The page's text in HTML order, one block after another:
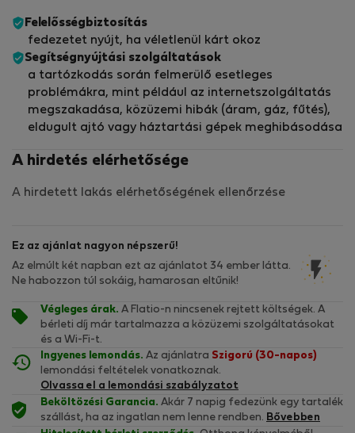
Felelősségbiztosítás
fedezetet nyújt, ha véletlenül kárt okoz
Segítségnyújtási szolgáltatások
a tartózkodás során felmerülő esetleges
problémákra, mint például az internetszolgáltatás
megszakadása, közüzemi hibák (áram, gáz, fűtés),
eldugult ajtó vagy háztartási gépek meghibásodása
A hirdetés elérhetősége
A hirdetett lakás elérhetőségének ellenőrzése
Ez az ajánlat nagyon népszerű!
Az elmúlt két napban ezt az ajánlatot 34 ember látta.
Ne habozzon túl sokáig, hamarosan eltűnik!
Végleges árak. A Flatio-n nincsenek rejtett költségek. A
bérleti díj már tartalmazza a közüzemi szolgáltatásokat
és a Wi-Fi-t.
Ingyenes lemondás. Az ajánlatra Szigorú (30-napos)
lemondási feltételek vonatkoznak.
Olvassa el a lemondási szabályzatot
Beköltözési Garancia. Akár 7 napig fedezünk egy tartalék
szállást, ha az ingatlan nem lenne rendben. Bővebben